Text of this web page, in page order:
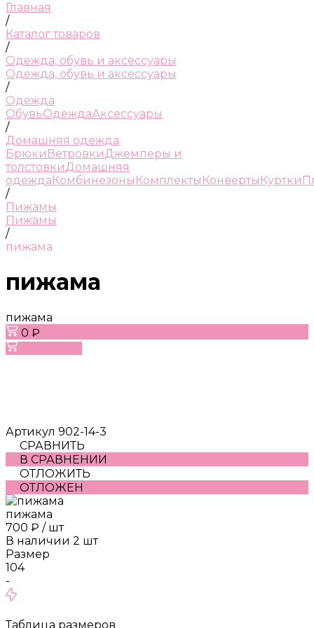
Главная
/
Каталог товаров
/
Одежда, обувь и аксессуары
Одежда, обувь и аксессуары
/
Одежда
ОбувьОдеждаАксессуары
/
Домашняя одежда
Брюки ВетровкиДжемперы и
толстовкиДомашняя
одеждаКомбинезоны Комплекты Конверты Куртки
/
Пижамы
Пижамы
/
пижама
пижама
пижама
0 ₽
Артикул 902-14-3
СРАВНИТЬ
В СРАВНЕНИИ
ОТЛОЖИТЬ
ОТЛОЖЕН
пижама
700 ₽ / шт
В наличии 2 шт
Размер
104
-
Таблица размеров